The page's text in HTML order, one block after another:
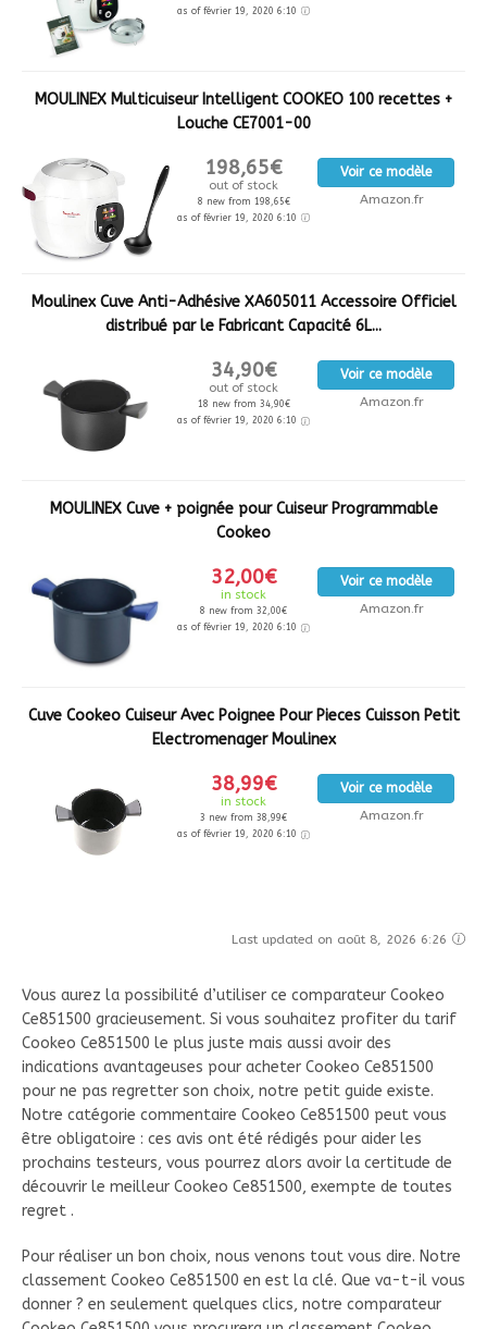
as of février 19, 2020 6:10
MOULINEX Multicuiseur Intelligent COOKEO 100 recettes +
Louche CE7001-00
198,65€
out of stock
8 new from 198,65€
as of février 19, 2020 6:10
Voir ce modèle
Amazon.fr
Moulinex Cuve Anti-Adhésive XA605011 Accessoire Officiel
distribué par le Fabricant Capacité 6L...
34,90€
out of stock
18 new from 34,90€
as of février 19, 2020 6:10
Voir ce modèle
Amazon.fr
MOULINEX Cuve + poignée pour Cuiseur Programmable
Cookeo
32,00€
in stock
8 new from 32,00€
as of février 19, 2020 6:10
Voir ce modèle
Amazon.fr
Cuve Cookeo Cuiseur Avec Poignee Pour Pieces Cuisson Petit
Electromenager Moulinex
38,99€
in stock
3 new from 38,99€
as of février 19, 2020 6:10
Voir ce modèle
Amazon.fr
Last updated on août 8, 2026 6:26
Vous aurez la possibilité d’utiliser ce comparateur Cookeo
Ce851500 gracieusement. Si vous souhaitez profiter du tarif
Cookeo Ce851500 le plus juste mais aussi avoir des
indications avantageuses pour acheter Cookeo Ce851500
pour ne pas regretter son choix, notre petit guide existe.
Notre catégorie commentaire Cookeo Ce851500 peut vous
être obligatoire : ces avis ont été rédigés pour aider les
prochains testeurs, vous pourrez alors avoir la certitude de
découvrir le meilleur Cookeo Ce851500, exempte de toutes
regret .
Pour réaliser un bon choix, nous venons tout vous dire. Notre
classement Cookeo Ce851500 en est la clé. Que va-t-il vous
donner ? en seulement quelques clics, notre comparateur